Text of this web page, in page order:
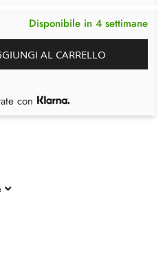
Disponibile in 4 settimane
AL CARRELLO
con